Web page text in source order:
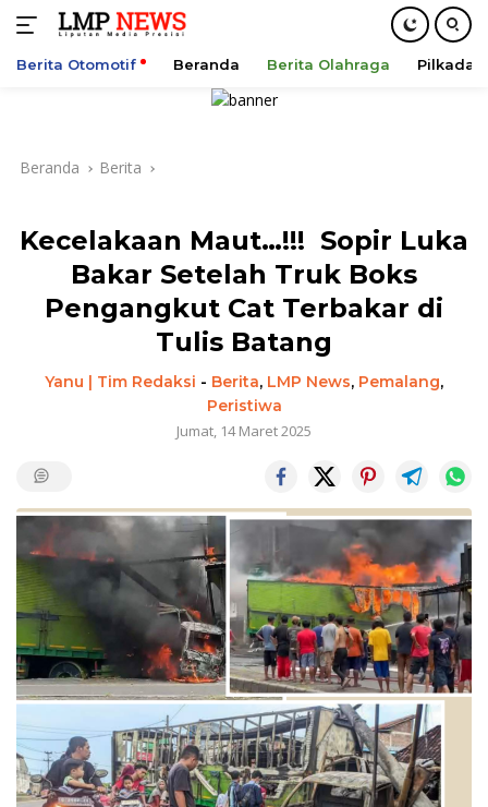
Berita Otomotif Beranda Berita Olahraga Pilkada
Beranda Berita
Kecelakaan Maut…!!! Sopir Luka
Bakar Setelah Truk Boks
Pengangkut Cat Terbakar di
Tulis Batang
Yanu | Tim Redaksi - Berita, LMP News, Pemalang,
Peristiwa
Jumat, 14 Maret 2025